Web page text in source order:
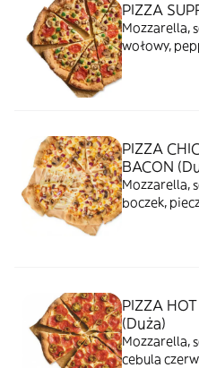
PIZZA
Mozzarella,
wołowy,
PIZZA
BACON
Mozzarella,
boczek,
PIZZA
(Duża)
Mozzarella,
cebula